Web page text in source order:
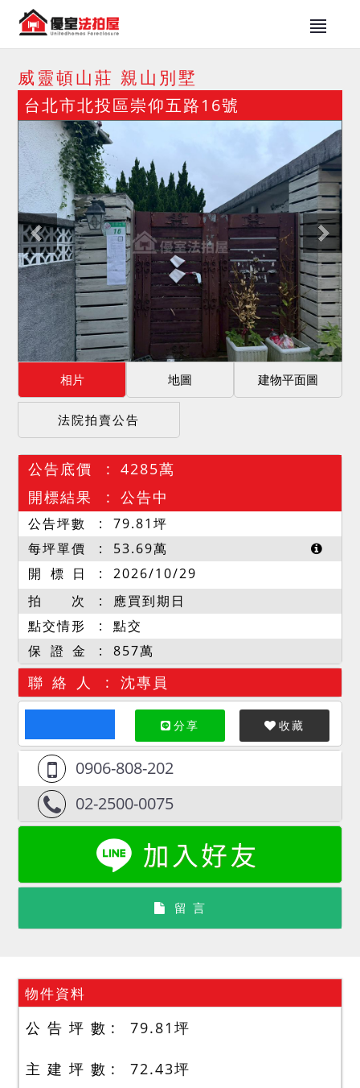
威靈頓山莊 親山別墅
台北市北投區崇仰五路16號
相片 地圖 建物平面圖
法院拍賣公告
公告底價
4285萬
開標結果
公告中
公告坪數 79.81坪
每坪單價
53.69萬
開 標 日
2026/10/29
拍 次
應買到期日
點交情形
點交
保 證 金
857萬
聯 絡 人 沈專員
分享 收藏
0906-808-202
02-2500-0075
留 言
物件資料
公 告 坪 數 79.81 坪
主 建 坪 數 72.43坪